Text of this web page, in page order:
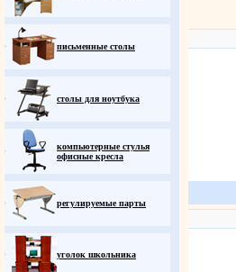
письменные столы
столы для ноутбука
компьютерные стулья
офисные кресла
регулируемые парты
уголок школьника